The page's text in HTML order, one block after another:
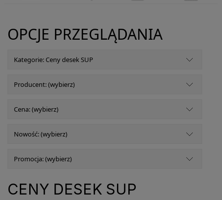
OPCJE PRZEGLĄDANIA
Kategorie: Ceny desek SUP
Producent: (wybierz)
Cena: (wybierz)
Nowość: (wybierz)
Promocja: (wybierz)
CENY DESEK SUP